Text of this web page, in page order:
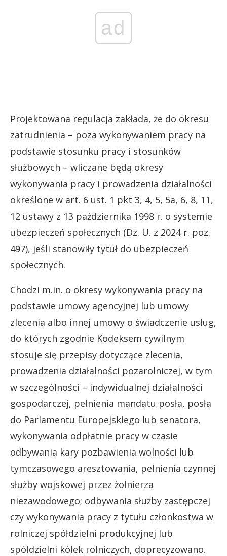
ad
Projektowana regulacja zakłada, że do okresu
zatrudnienia – poza wykonywaniem pracy na
podstawie stosunku pracy i stosunków
służbowych – wliczane będą okresy
wykonywania pracy i prowadzenia działalności
określone w art. 6 ust. 1 pkt 3, 4, 5, 5a, 6, 8, 11,
12 ustawy z 13 października 1998 r. o systemie
ubezpieczeń społecznych (Dz. U. z 2024 r. poz.
497), jeśli stanowiły tytuł do ubezpieczeń
społecznych.
Chodzi m.in. o okresy wykonywania pracy na
podstawie umowy agencyjnej lub umowy
zlecenia albo innej umowy o świadczenie usług,
do których zgodnie Kodeksem cywilnym
stosuje się przepisy dotyczące zlecenia,
prowadzenia działalności pozarolniczej, w tym
w szczególności – indywidualnej działalności
gospodarczej, pełnienia mandatu posła, posła
do Parlamentu Europejskiego lub senatora,
wykonywania odpłatnie pracy w czasie
odbywania kary pozbawienia wolności lub
tymczasowego aresztowania, pełnienia czynnej
służby wojskowej przez żołnierza
niezawodowego; odbywania służby zastępczej
czy wykonywania pracy z tytułu członkostwa w
rolniczej spółdzielni produkcyjnej lub
spółdzielni kółek rolniczych, doprecyzowano.